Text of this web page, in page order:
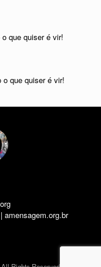
que quiser é vir!
o que quiser é vir!
amensagem.org.br